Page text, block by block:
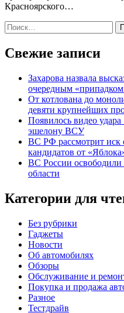
Красноярского…
Найти:
Свежие записи
Захарова назвала
очередным
От котлована до
девяти крупнейших
Появилось видео
эшелону ВСУ
ВС РФ рассмотрит иск
кандидатов от
ВС России
области
Категории для
Без рубрики
Гаджеты
Новости
Об автомобилях
Обзоры
Обслуживание и
Покупка и продажа
Разное
Тестдрайв